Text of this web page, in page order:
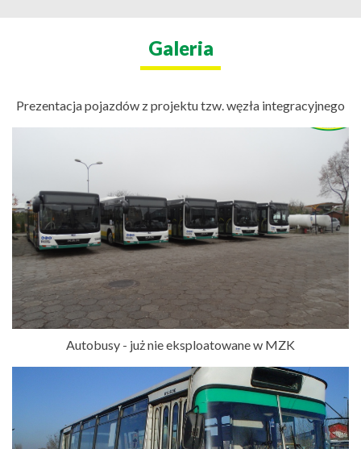
Galeria
Prezentacja pojazdów z projektu tzw. węzła integracyjnego
Autobusy - już nie eksploatowane w MZK